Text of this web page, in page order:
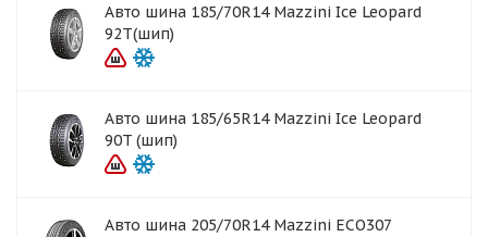
Авто шина 185/70R14 Mazzini Ice Leopard
92T(шип)
Авто шина 185/65R14 Mazzini Ice Leopard
90T (шип)
Авто шина 205/70R14 Mazzini ECO307